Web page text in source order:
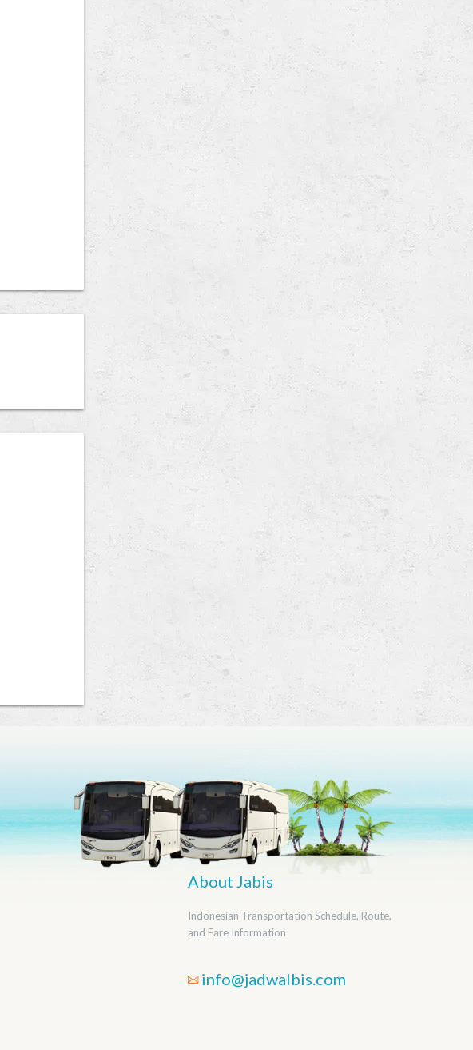
About Jabis
Indonesian Transportation Schedule, Route,
and Fare Information
info@jadwalbis.com